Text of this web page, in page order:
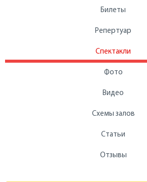
Билеты
Репертуар
Спектакли
Фото
Видео
Схемы залов
Статьи
Отзывы